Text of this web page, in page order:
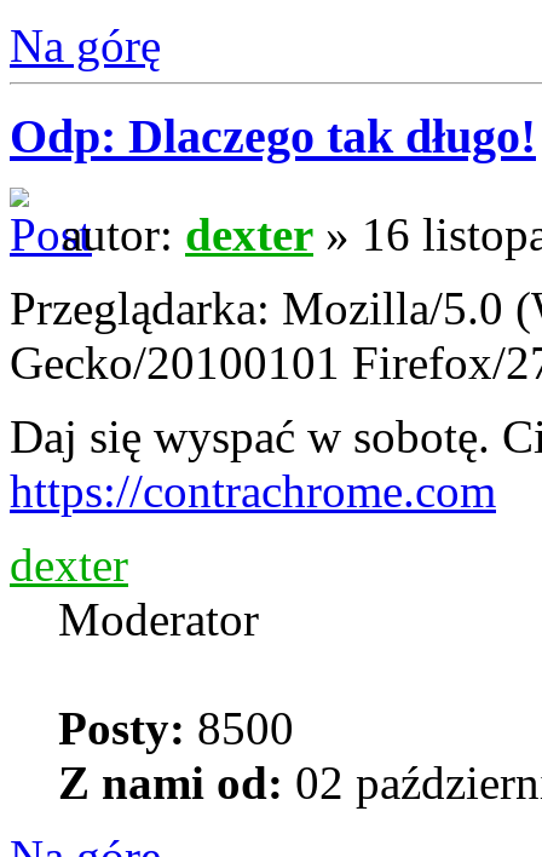
Na górę
Odp: Dlaczego tak długo!
autor: dexter » 16
Przeglądarka: Mozilla/5.0
Gecko/20100101 Firefox/
Daj się wyspać w sobotę.
https://contrachrome.com
dexter
Moderator
Posty: 8500
Z nami od: 02